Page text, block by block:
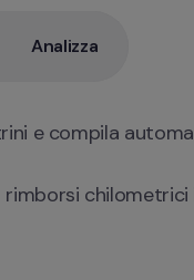
Analizza
e compila